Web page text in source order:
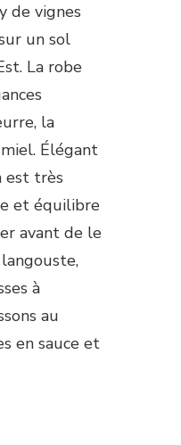
de vignes
un sol
La robe
la
Élégant
est très
et équilibre
avant de le
à
au
en sauce et